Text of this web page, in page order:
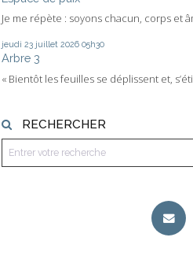
Je me répète : soyons chacun, corps et
jeudi 23 juillet 2026 05h30
Arbre 3
« Bientôt les feuilles se déplissent et,
RECHERCHER